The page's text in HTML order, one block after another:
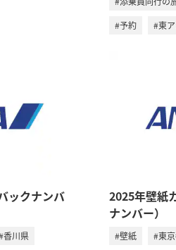
#予約
#東
ックナンバ
香川県
2025年壁紙
ナンバー）
#壁紙 #東